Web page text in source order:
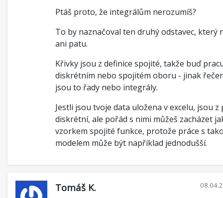
Ptáš proto, že integrálům nerozumíš?
To by naznačoval ten druhý odstavec, který
ani patu.
Křivky jsou z definice spojité, takže buď
diskrétním nebo spojitém oboru - jinak
jsou to řady nebo integrály.
Jestli jsou tvoje data uložena v excelu, jsou
diskrétní, ale pořád s nimi můžeš zacházet
vzorkem spojité funkce, protože práce s
modelem může být například jednodušší.
Tomáš K.